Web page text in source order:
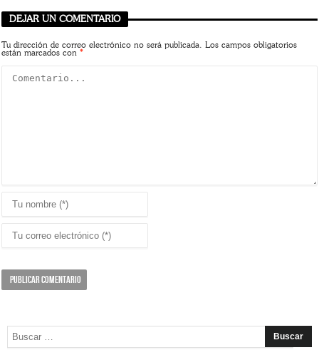
DEJAR UN COMENTARIO
Tu dirección de correo electrónico no será publicada. Los campos obligatorios
están marcados con*